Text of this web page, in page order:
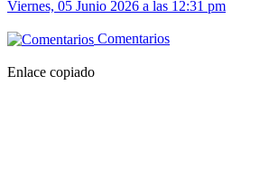
Viernes, 05 Junio 2026 a las 12:31 pm
Comentarios
Enlace copiado